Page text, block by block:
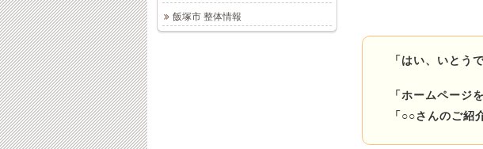
「はい、いとう
「ホームページ
「○○さんのご紹
飯塚市 整体情報